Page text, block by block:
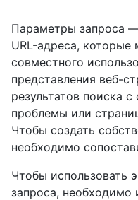
Параметры запроса
URL-адреса,
совместного
представления веб-
результатов поиска
проблемы или
Чтобы создать
необходимо
Чтобы использовать
запроса,